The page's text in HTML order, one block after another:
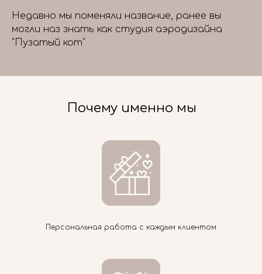
Недавно мы поменяли название, ранее вы
могли наз знать как студия аэродизайна
"Пузатый кот"
Почему именно мы
Персональная работа с каждым клиентом